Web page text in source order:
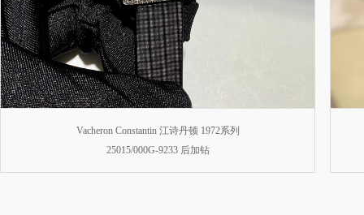
Vacheron Constantin 江诗丹顿 1972系列
25015/000G-9233 后加钻